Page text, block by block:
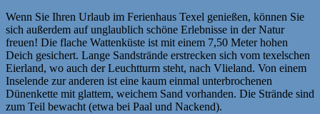
Wenn Sie Ihren Urlaub im Ferienhaus Texel genießen, können Sie
sich außerdem auf unglaublich schöne Erlebnisse in der Natur
freuen! Die flache Wattenküste ist mit einem 7,50 Meter hohen
Deich gesichert. Lange Sandstrände erstrecken sich vom texelschen
Eierland, wo auch der Leuchtturm steht, nach Vlieland. Von einem
Inselende zur anderen ist eine kaum einmal unterbrochenen
Dünenkette mit glattem, weichem Sand vorhanden. Die Strände sind
zum Teil bewacht (etwa bei Paal und Nackend).